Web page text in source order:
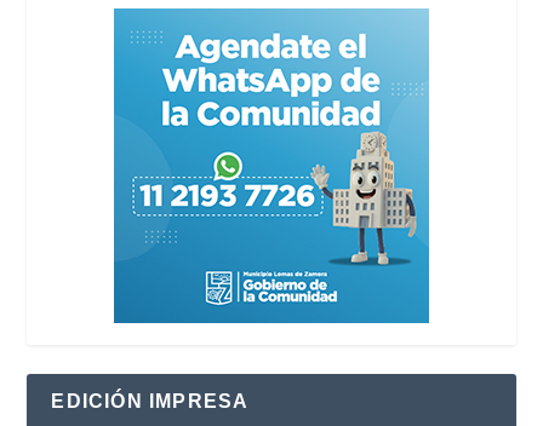
EDICIÓN IMPRESA